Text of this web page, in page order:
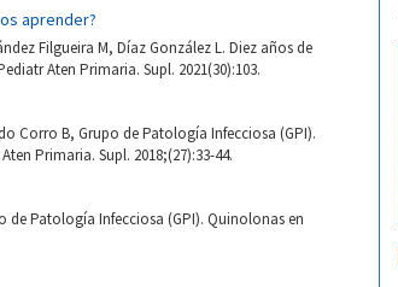
aprender?
Filgueira M, Díaz González L. Diez años de
Aten Primaria. Supl. 2021(30):103.
Corro B, Grupo de Patología Infecciosa (GPI).
Primaria. Supl. 2018;(27):33-44.
de Patología Infecciosa (GPI). Quinolonas en